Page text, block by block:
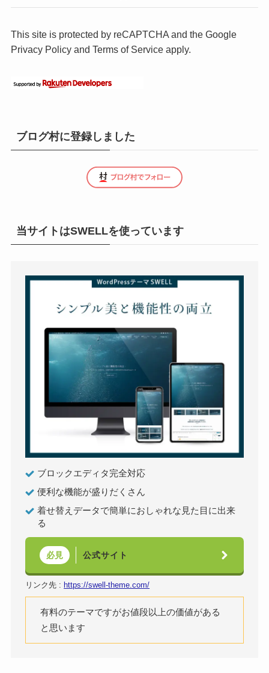
This site is protected by reCAPTCHA and the Google
Privacy Policyand Terms of Serviceapply.
ブログ村に登録しました
当サイトはSWELLを使っています
ブロックエディタ完全対応
便利な機能が盛りだくさん
着せ替えデータで簡単におしゃれな見た目に出来
る
必見 公式サイト
リンク先 : https://swell-theme.com/
有料のテーマですがお値段以上の価値がある
と思います